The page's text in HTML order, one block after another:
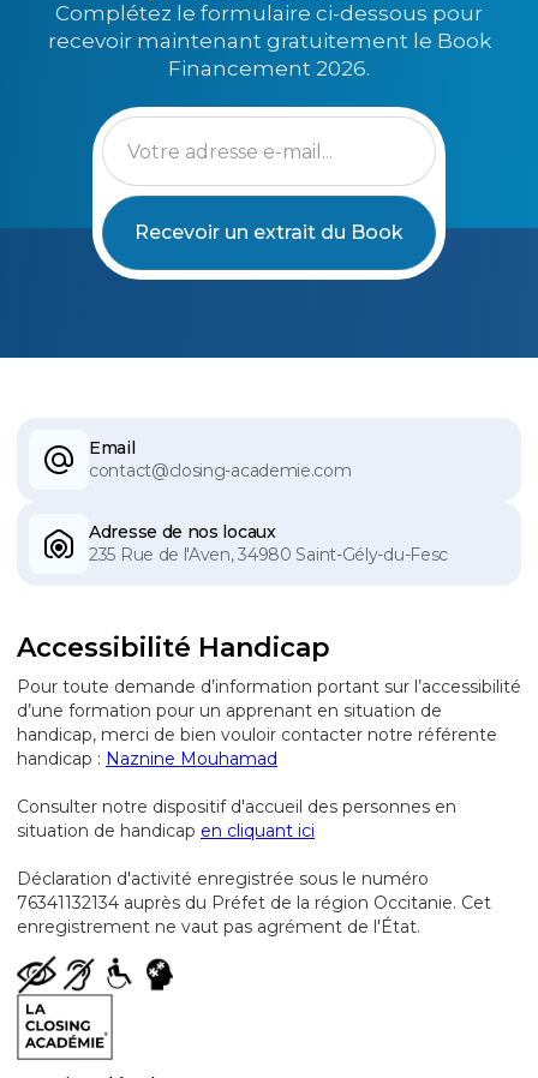
Complétez le formulaire ci-dessous pour
recevoir maintenant gratuitement le Book
Financement 2026.
Email
contact@closing-academie.com
Adresse de nos locaux
235 Rue de l'Aven, 34980 Saint-Gély-du-Fesc
Accessibilité Handicap
Pour toute demande d’information portant sur l’accessibilité
d’une formation pour un apprenant en situation de
handicap, merci de bien vouloir contacter notre référente
handicap : Naznine Mouhamad
Consulter notre dispositif d'accueil des personnes en
situation de handicap en cliquant ici
Déclaration d'activité enregistrée sous le numéro
76341132134 auprès du Préfet de la région Occitanie. Cet
enregistrement ne vaut pas agrément de l'État.